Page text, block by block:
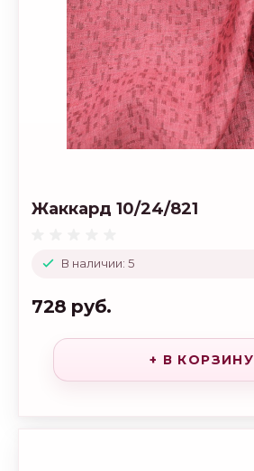
В наличии: 5
Жаккард 10/24/821
728 руб.
+ В КОРЗИНУ